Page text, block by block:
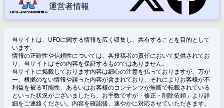
運営者情報
当サイトは、UFOに関する情報を広く収集し、共有することを目的として
います。
情報の正確性や信頼性については、各投稿者の責任において提供されてお
り、当サイトはその内容を保証するものではありません。
当サイトに掲載しております内容は細心の注意を払っておりますが、万が
一、根拠のない情報や誤った内容が含まれており、それによりお客様が不
利益を被る可能性、あるいはお客様のコンテンツが無断で転載されている
といった状況がございましたら、お手数ですが「修正・削除依頼」より詳
細をご連絡ください。内容を確認後、速やかに対応させていただきます。